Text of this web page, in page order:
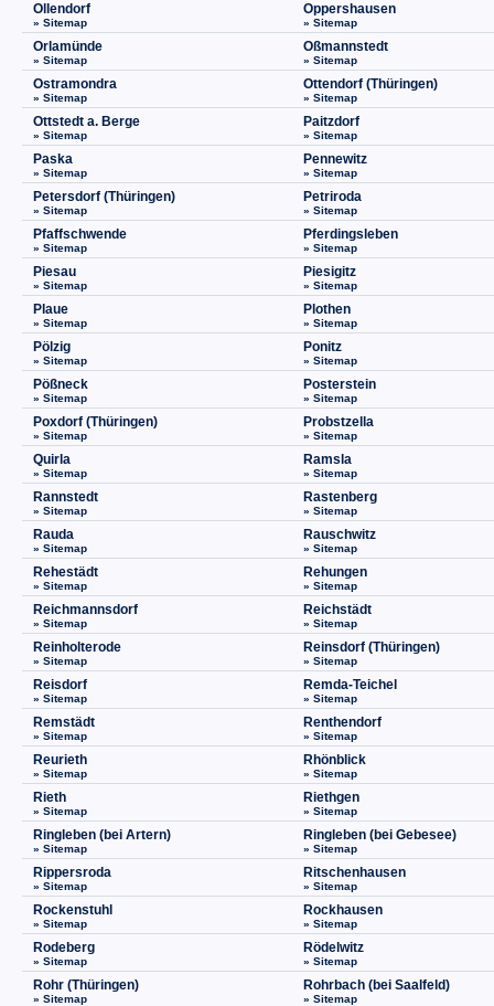
Ollendorf
» Sitemap
Oppershausen
» Sitemap
Orlamünde
» Sitemap
Oßmannstedt
» Sitemap
Ostramondra
» Sitemap
Ottendorf (Thüringen)
» Sitemap
Ottstedt a. Berge
» Sitemap
Paitzdorf
» Sitemap
Paska
» Sitemap
Pennewitz
» Sitemap
Petersdorf (Thüringen)
» Sitemap
Petriroda
» Sitemap
Pfaffschwende
» Sitemap
Pferdingsleben
» Sitemap
Piesau
» Sitemap
Piesigitz
» Sitemap
Plaue
» Sitemap
Plothen
» Sitemap
Pölzig
» Sitemap
Ponitz
» Sitemap
Pößneck
» Sitemap
Posterstein
» Sitemap
Poxdorf (Thüringen)
» Sitemap
Probstzella
» Sitemap
Quirla
» Sitemap
Ramsla
» Sitemap
Rannstedt
» Sitemap
Rastenberg
» Sitemap
Rauda
» Sitemap
Rauschwitz
» Sitemap
Rehestädt
» Sitemap
Rehungen
» Sitemap
Reichmannsdorf
» Sitemap
Reichstädt
» Sitemap
Reinholterode
» Sitemap
Reinsdorf (Thüringen)
» Sitemap
Reisdorf
» Sitemap
Remda-Teichel
» Sitemap
Remstädt
» Sitemap
Renthendorf
» Sitemap
Reurieth
» Sitemap
Rhönblick
» Sitemap
Rieth
» Sitemap
Riethgen
» Sitemap
Ringleben (bei Artern)
» Sitemap
Ringleben (bei Gebesee)
» Sitemap
Rippersroda
» Sitemap
Ritschenhausen
» Sitemap
Rockenstuhl
» Sitemap
Rockhausen
» Sitemap
Rodeberg
» Sitemap
Rödelwitz
» Sitemap
Rohr (Thüringen)
» Sitemap
Rohrbach (bei Saalfeld)
» Sitemap